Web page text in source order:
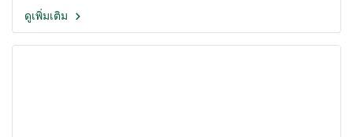
ดูเพิ่มเติม